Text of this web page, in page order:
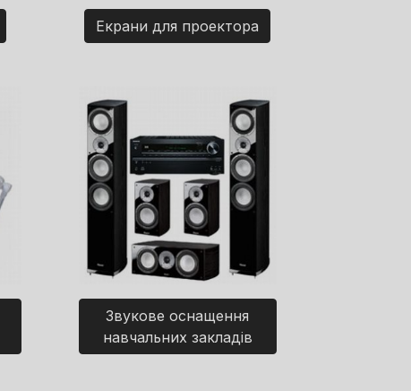
Екрани для проектора
Звукове оснащення
навчальних закладів